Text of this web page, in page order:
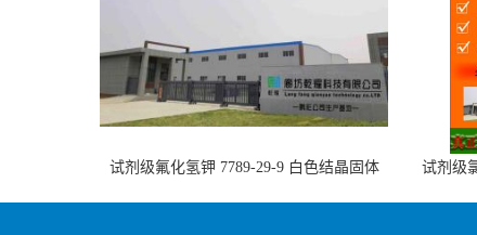
试剂级氟化氢钾 7789-29-9 白色结晶固体
试剂级